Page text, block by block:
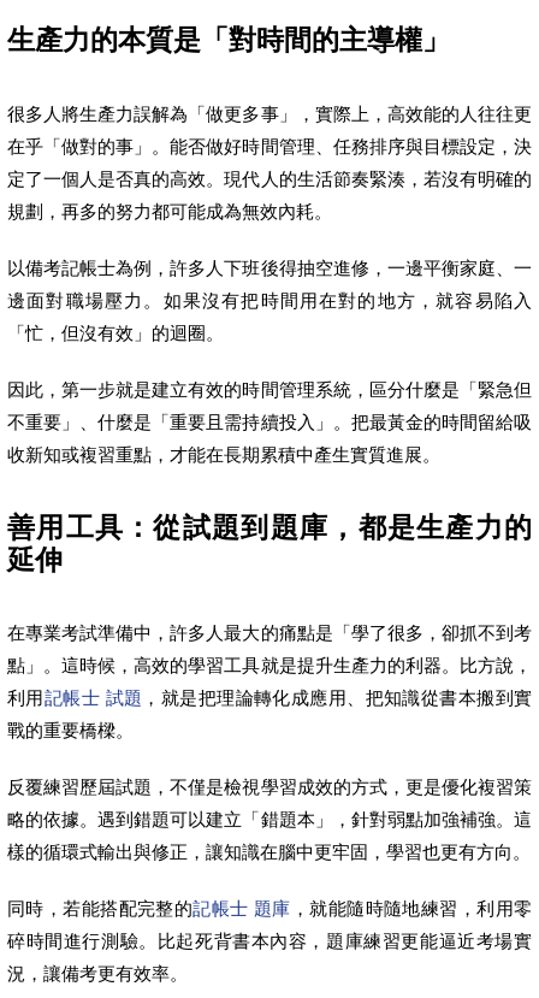
生產力的本質是「對時間的主導權」
很多人將生產力誤解為「做更多事」，實際上，高效能的人往往更
在乎「做對的事」。能否做好時間管理、任務排序與目標設定，決
定了一個人是否真的高效。現代人的生活節奏緊湊，若沒有明確的
規劃，再多的努力都可能成為無效內耗。
以備考記帳士為例，許多人下班後得抽空進修，一邊平衡家庭、一
邊面對職場壓力。如果沒有把時間用在對的地方，就容易陷入
「忙，但沒有效」的迴圈。
因此，第一步就是建立有效的時間管理系統，區分什麼是「緊急但
不重要」、什麼是「重要且需持續投入」。把最黃金的時間留給吸
收新知或複習重點，才能在長期累積中產生實質進展。
善用工具：從試題到題庫，都是生產力的
延伸
在專業考試準備中，許多人最大的痛點是「學了很多，卻抓不到考
點」。這時候，高效的學習工具就是提升生產力的利器。比方說，
利用記帳士 試題 ，就是把理論轉化成應用、把知識從書本搬到實
戰的重要橋樑。
反覆練習歷屆試題，不僅是檢視學習成效的方式，更是優化複習策
略的依據。遇到錯題可以建立「錯題本」，針對弱點加強補強。這
樣的循環式輸出與修正，讓知識在腦中更牢固，學習也更有方向。
同時，若能搭配完整的記帳士 題庫 ，就能隨時隨地練習，利用零
碎時間進行測驗。比起死背書本內容，題庫練習更能逼近考場實
況，讓備考更有效率。